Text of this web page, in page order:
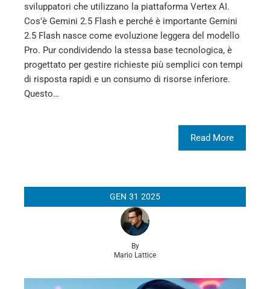
sviluppatori che utilizzano la piattaforma Vertex AI.
Cos’è Gemini 2.5 Flash e perché è importante Gemini
2.5 Flash nasce come evoluzione leggera del modello
Pro. Pur condividendo la stessa base tecnologica, è
progettato per gestire richieste più semplici con tempi
di risposta rapidi e un consumo di risorse inferiore.
Questo…
Read More
GEN 31 2025
By
Mario Lattice